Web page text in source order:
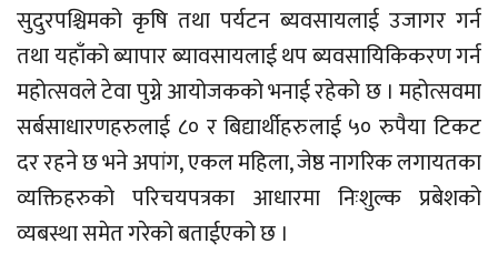
सुदुरपश्चिमको कृषि तथा पर्यटन ब्यवसायलाई उजागर गर्न
तथा यहाँको ब्यापार ब्यावसायलाई थप ब्यवसायिकिकरण गर्न
महोत्सवले टेवा पुग्ने आयोजकको भनाई रहेको छ । महोत्सवमा
सर्बसाधारणहरुलाई ८० र बिद्यार्थीहरुलाई ५० रुपैया टिकट
दर रहने छ भने अपांग, एकल महिला, जेष्ठ नागरिक लगायतका
व्यक्तिहरुको परिचयपत्रका आधारमा निःशुल्क प्रबेशको
व्यबस्था समेत गरेको बताईएको छ ।